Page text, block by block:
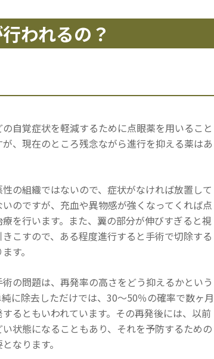
われるの？
自覚症状を軽減するために点眼薬を用いること
が、現在のところ残念ながら進行を抑える薬はあ
の組織ではないので、症状がなければ放置して
のですが、充血や異物感が強くなってくれば点
を行います。また、翼の部分が伸びすぎると視
こすので、ある程度進行すると手術で切除する
す。
の問題は、再発率の高さをどう抑えるかという
に除去しただけでは、30～50％の確率で数ヶ月
るともいわれています。その再発後には、以前
い状態になることもあり、それを予防するための
なります。